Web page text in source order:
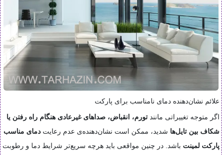
علائم نشان‌دهنده دمای نامناسب برای پارکت
اگر متوجه تغییراتی مانند تورم، انقباض، صداهای غیرعادی هنگام راه رفتن یا
شکاف بین تایل‌ها شدید، ممکن است نشان‌دهنده‌ی عدم رعایت دمای مناسب
پارکت لمینت باشد. در چنین مواقعی باید هرچه سریع‌تر شرایط دما و رطوبت